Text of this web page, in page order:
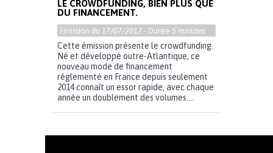
LE CROWDFUNDING, BIEN PLUS QUE
DU FINANCEMENT.
Emission du 17/07/2017 - Durée 5 minutes
Cette émission présente le crowdfunding.
Né et développé outre-Atlantique, ce
nouveau mode de financement
réglementé en France depuis seulement
2014 connaît un essor rapide, avec chaque
année un doublement des volumes....